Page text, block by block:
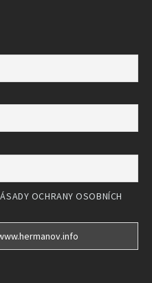
OCHRANY OSOBNÍCH